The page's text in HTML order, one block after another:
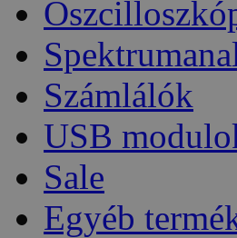
Számlálók
USB
Sale
Egyéb